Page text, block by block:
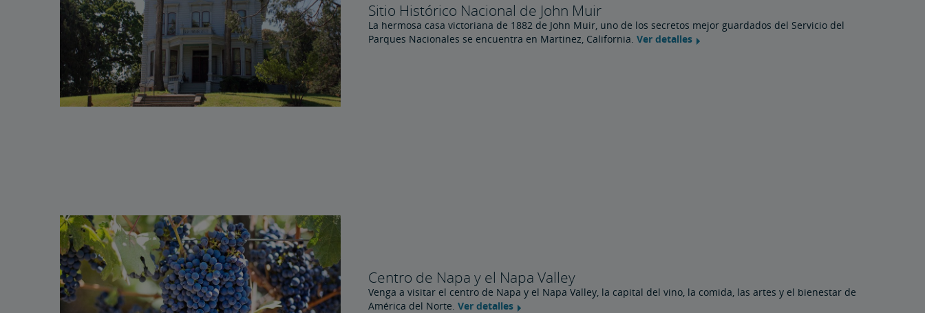
Sitio Histórico Nacional de John Muir
La hermosa casa victoriana de 1882 de John Muir, uno de los secretos mejor guardados del Servicio del
Parques Nacionales se encuentra en Martinez, California.Ver detalles
Centro de Napa y el Napa Valley
Venga a visitar el centro de Napa y el Napa Valley, la capital del vino, la comida, las artes y el bienestar de
América del Norte.Ver detalles